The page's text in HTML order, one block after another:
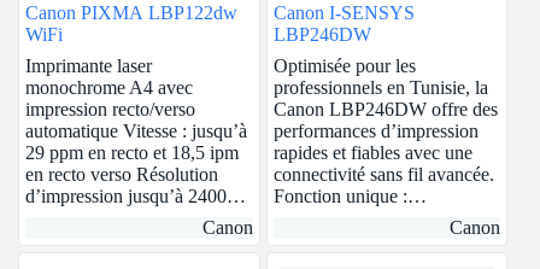
Canon PIXMA LBP122dw
WiFi
Imprimante laser
monochrome A4 avec
impression recto/verso
automatique Vitesse : jusqu’à
29 ppm en recto et 18,5 ipm
en recto verso Résolution
d’impression jusqu’à 2400…
Canon
Canon I-SENSYS
LBP246DW
Optimisée pour les
professionnels en Tunisie, la
Canon LBP246DW offre des
performances d’impression
rapides et fiables avec une
connectivité sans fil avancée.
Fonction unique :…
Canon